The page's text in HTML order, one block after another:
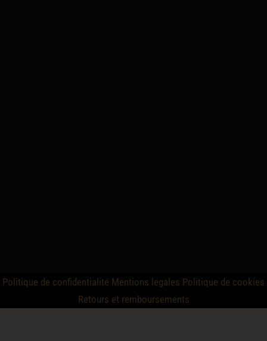
Politique de confidentialité Mentions legales Politique de cookies
Retours et remboursements